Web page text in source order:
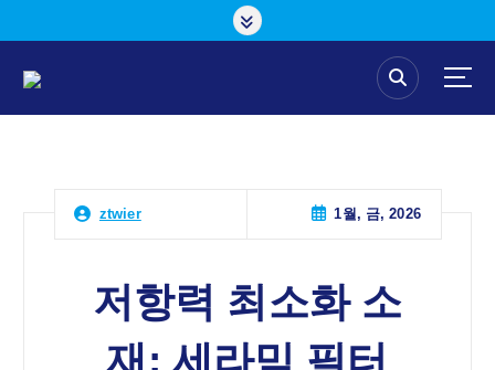
ztwier 1월, 금, 2026
저항력 최소화 소